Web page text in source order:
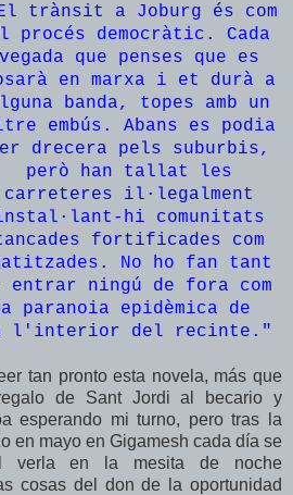
trànsit a Joburg és com
procés democràtic. Cada
vegada que penses que es
en marxa i et durà a
banda, topes amb un
embús. Abans es podia
drecera pels suburbis,
però han tallat les
carreteres il·legalment
hi comunitats
fortificades com
No ho fan tant
ningú de fora com
paranoia epidèmica de
l'interior del recinte."
tan pronto esta novela, más que
de Sant Jordi al becario y
esperando mi turno, pero tras la
en mayo en Gigamesh cada día se
verla en la mesita de noche
cosas del don de la oportunidad